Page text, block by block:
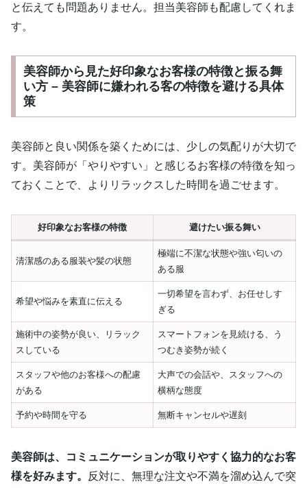
と伝えても問題ありません。担当美容師も配慮してくれま
す。
美容師から見た好印象なお客様の特徴と振る舞
い方 – 美容師に嫌われる客の特徴を避ける具体
策
美容師と良い関係を築くためには、少しの気配りが大切で
す。美容師が「やりやすい」と感じるお客様の特徴を知っ
ておくことで、よりリラックスした時間を過ごせます。
好印象なお客様の特徴 避けたい振る舞い
清潔感のある服装や髪の状態
極端に不潔な状態や強い匂いの
ある服
希望や悩みを素直に伝える
一切希望を言わず、お任せしす
ぎる
施術中の姿勢が良い、リラック
スしている
スマートフォンを見続ける、う
つむき姿勢が続く
スタッフや他のお客様への配慮
がある
大声での会話や、スタッフへの
横柄な態度
予約や時間を守る 無断キャンセルや遅刻
美容師は、コミュニケーションが取りやすく協力的なお客
様を好みます。
反対に、無理な注文や不満を溜め込んで突